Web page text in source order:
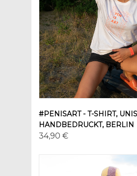
#PENISART - T-SHIRT,
HANDBEDRUCKT, BERLIN
34,90 €